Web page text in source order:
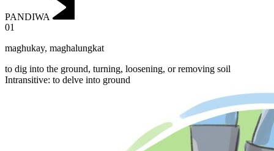
PANDIWA
01
maghukay, maghalungkat
to dig into the ground, turning, loosening, or removing soil
Intransitive: to delve into ground